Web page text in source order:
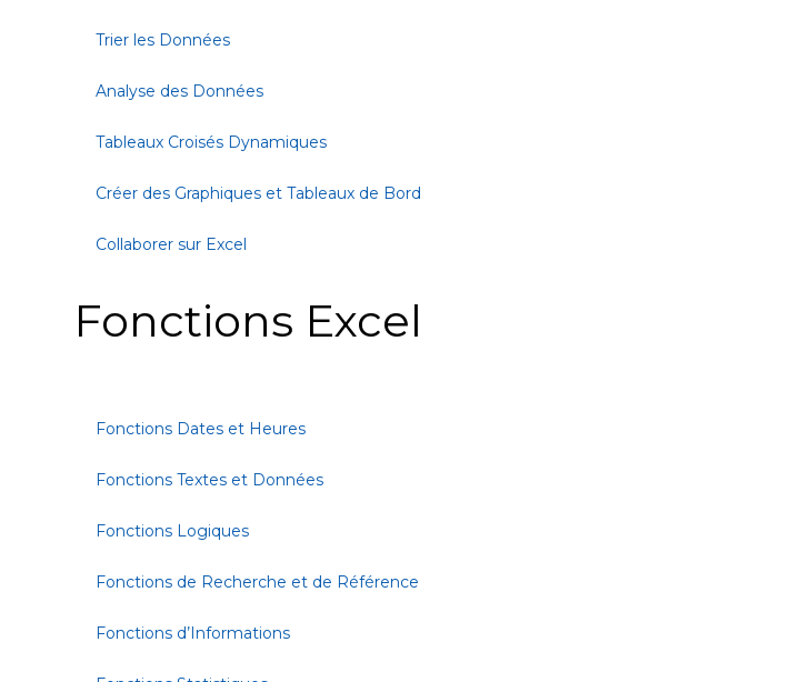
Trier les Données
Analyse des Données
Tableaux Croisés Dynamiques
Créer des Graphiques et Tableaux de Bord
Collaborer sur Excel
Fonctions Excel
Fonctions Dates et Heures
Fonctions Textes et Données
Fonctions Logiques
Fonctions de Recherche et de Référence
Fonctions d’Informations